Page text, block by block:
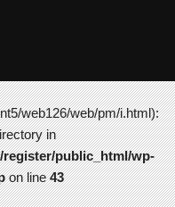
web126/web/pm/i.html):
in
register/public_html/wp-
on line43